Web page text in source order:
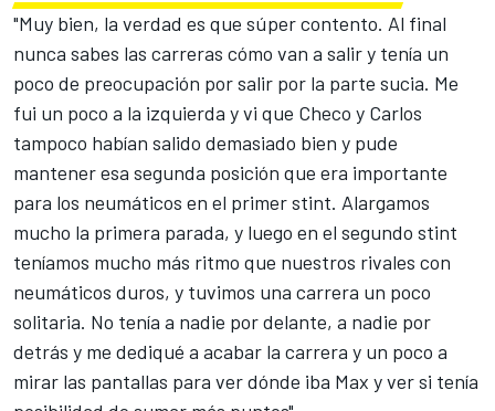
"Muy bien, la verdad es que súper contento. Al final
nunca sabes las carreras cómo van a salir y tenía un
poco de preocupación por salir por la parte sucia. Me
fui un poco a la izquierda y vi que Checo y Carlos
tampoco habían salido demasiado bien y pude
mantener esa segunda posición que era importante
para los neumáticos en el primer stint. Alargamos
mucho la primera parada, y luego en el segundo stint
teníamos mucho más ritmo que nuestros rivales con
neumáticos duros, y tuvimos una carrera un poco
solitaria. No tenía a nadie por delante, a nadie por
detrás y me dediqué a acabar la carrera y un poco a
mirar las pantallas para ver dónde iba Max y ver si tenía